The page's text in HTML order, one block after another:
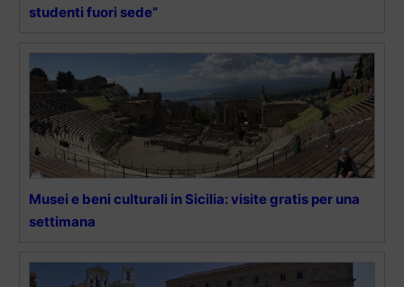
studenti fuori sede”
Musei e beni culturali in Sicilia: visite gratis per una
settimana